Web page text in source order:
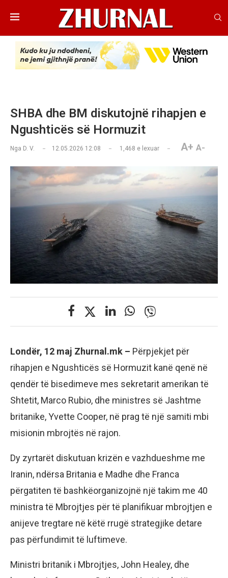
SHBA dhe BM diskutojnë rihapjen e
Ngushticës së Hormuzit
Nga D. V. 12.05.2026 12:08 1,468 e lexuar A+ A-
Londër, 12 maj Zhurnal.mk – Përpjekjet për
rihapjen e Ngushticës së Hormuzit kanë qenë në
qendër të bisedimeve mes sekretarit amerikan të
Shtetit, Marco Rubio, dhe ministres së Jashtme
britanike, Yvette Cooper, në prag të një samiti mbi
misionin mbrojtës në rajon.
Dy zyrtarët diskutuan krizën e vazhdueshme me
Iranin, ndërsa Britania e Madhe dhe Franca
përgatiten të bashkëorganizojnë një takim me 40
ministra të Mbrojtjes për të planifikuar mbrojtjen e
anijeve tregtare në këtë rrugë strategjike detare
pas përfundimit të luftimeve.
Ministri britanik i Mbrojtjes, John Healey, dhe